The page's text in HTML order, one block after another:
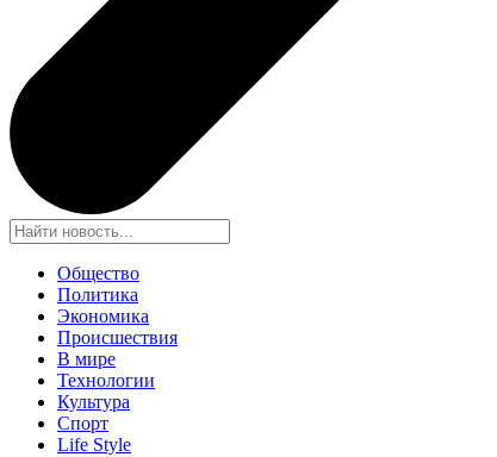
Общество
Политика
Экономика
Происшествия
В мире
Технологии
Культура
Спорт
Life Style